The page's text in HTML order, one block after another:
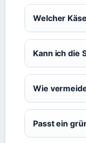
Welcher
Kann ich die
Wie
Passt ein